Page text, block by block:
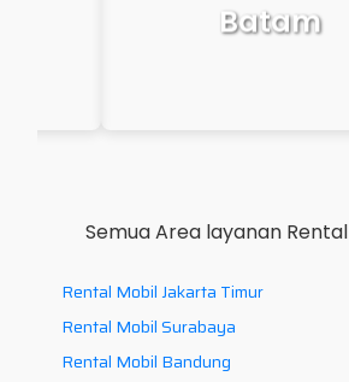
Makassar
Semua Area layanan
Rental Mobil Jakarta Timur
Rental Mobil Surabaya
Rental Mobil Bandung